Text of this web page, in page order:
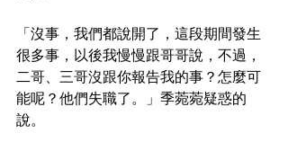
「沒事，我們都說開了，這段期間發生
很多事，以後我慢慢跟哥哥說，不過，
二哥、三哥沒跟你報告我的事？怎麼可
能呢？他們失職了。」季菀菀疑惑的
說。